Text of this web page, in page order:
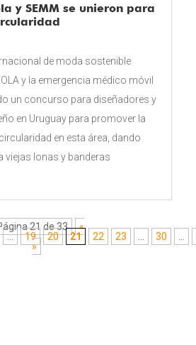
y SEMM se unieron para
de moda sostenible
y la emergencia médico móvil
un concurso para diseñadores y
en Uruguay para promover la
en esta área, dando
viejas lonas y banderas
21 de 33
«
... 19 20 21 22 23 30
»